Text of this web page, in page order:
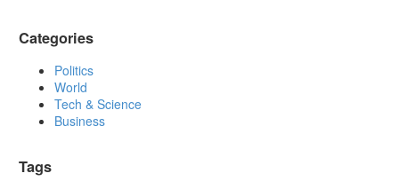
Categories
Politics
World
Tech & Science
Business
Tags